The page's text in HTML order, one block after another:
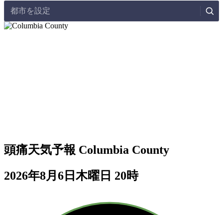
都市を設定
頭痛天気予報 Columbia County
2026年8月6日木曜日 20時